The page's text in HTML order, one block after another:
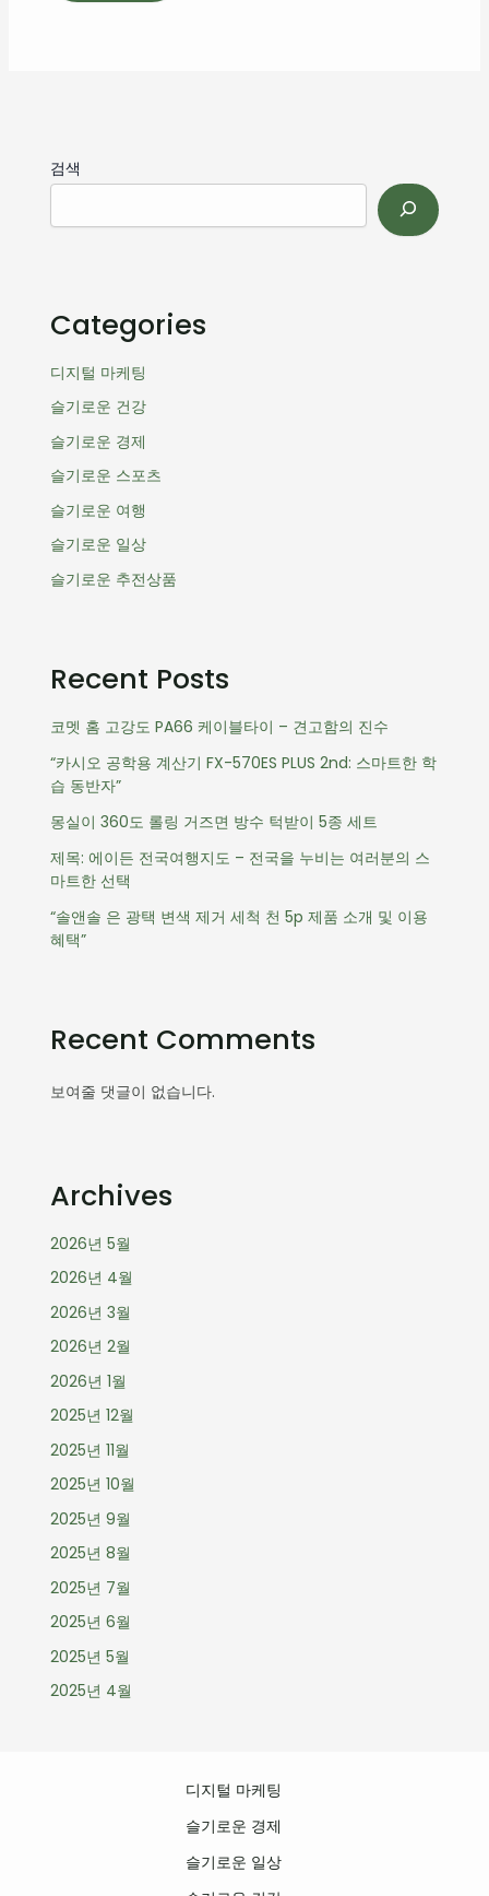
검색
Categories
디지털 마케팅
슬기로운 건강
슬기로운 경제
슬기로운 스포츠
슬기로운 여행
슬기로운 일상
슬기로운 추전상품
Recent Posts
코멧 홈 고강도 PA66 케이블타이 – 견고함의 진수
“카시오 공학용 계산기 FX-570ES PLUS 2nd: 스마트한 학
습 동반자”
몽실이 360도 롤링 거즈면 방수 턱받이 5종 세트
제목: 에이든 전국여행지도 – 전국을 누비는 여러분의 스
마트한 선택
“솔앤솔 은 광택 변색 제거 세척 천 5p 제품 소개 및 이용
혜택”
Recent Comments
보여줄 댓글이 없습니다.
Archives
2026년 5월
2026년 4월
2026년 3월
2026년 2월
2026년 1월
2025년 12월
2025년 11월
2025년 10월
2025년 9월
2025년 8월
2025년 7월
2025년 6월
2025년 5월
2025년 4월
디지털 마케팅
슬기로운 경제
슬기로운 일상